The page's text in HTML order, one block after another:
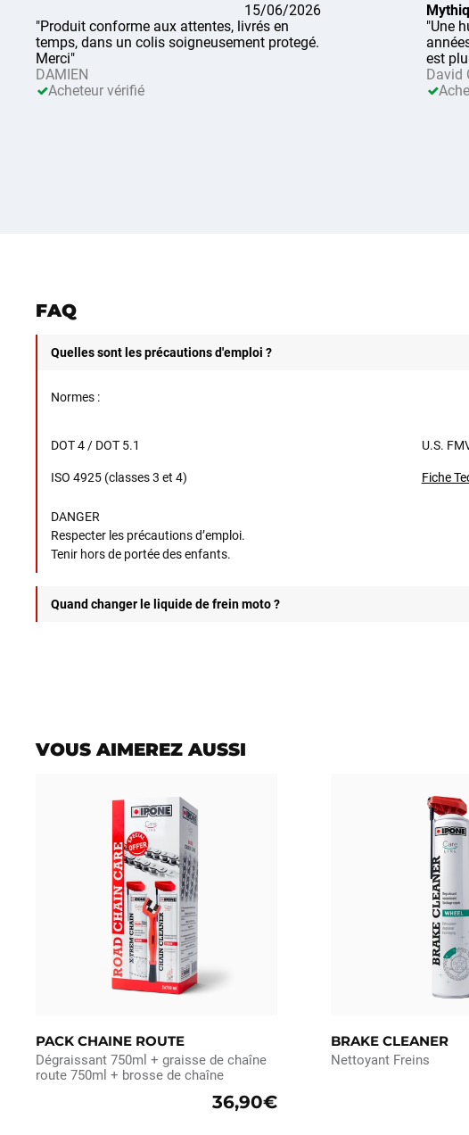
15/06/2026
"Produit conforme aux attentes, livrés en
temps, dans un colis soigneusement protegé.
Merci"
DAMIEN
Acheteur vérifié
"Une
est
David
FAQ
Quelles sont les précautions d'emploi ?
Normes :
DOT 4 / DOT 5.1 U.S.
ISO 4925 (classes 3 et 4) Fiche
DANGER
Respecter les précautions d’emploi.
Tenir hors de portée des enfants.
Quand changer le liquide de frein moto ?
VOUS AIMEREZ AUSSI
PACK CHAINE ROUTE
Dégraissant 750ml + graisse de chaîne
route 750ml + brosse de chaîne
36,90€
BRAKE CLEANER
Nettoyant Freins